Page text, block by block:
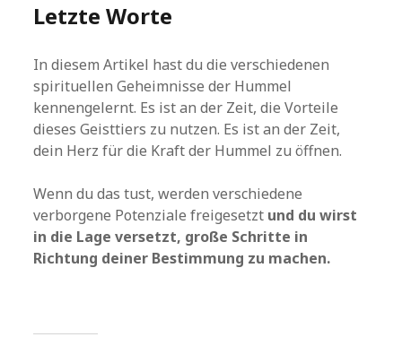
Letzte Worte
In diesem Artikel hast du die verschiedenen
spirituellen Geheimnisse der Hummel
kennengelernt. Es ist an der Zeit, die Vorteile
dieses Geisttiers zu nutzen. Es ist an der Zeit,
dein Herz für die Kraft der Hummel zu öffnen.
Wenn du das tust, werden verschiedene
verborgene Potenziale freigesetzt und du wirst
in die Lage versetzt, große Schritte in
Richtung deiner Bestimmung zu machen.